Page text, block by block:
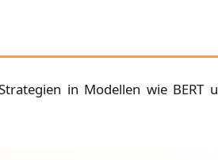
in Modellen wie BERT